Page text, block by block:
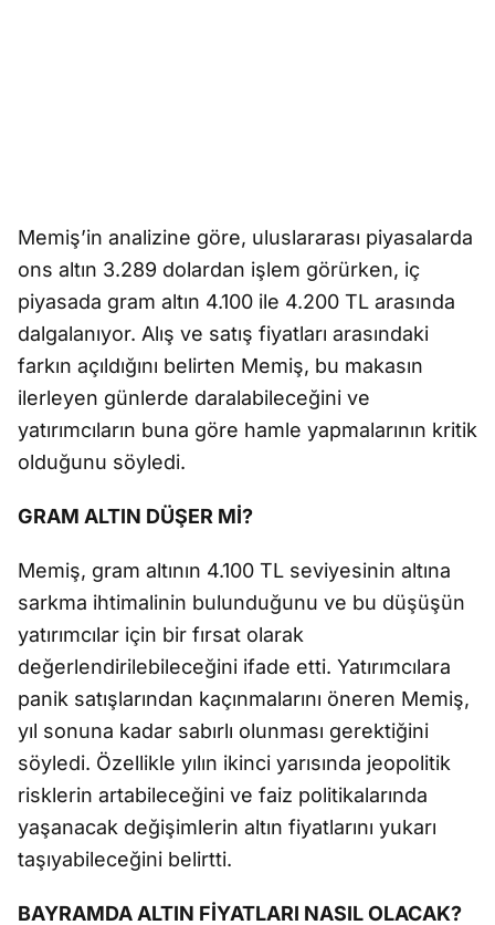
Memiş’in analizine göre, uluslararası piyasalarda
ons altın 3.289 dolardan işlem görürken, iç
piyasada gram altın 4.100 ile 4.200 TL arasında
dalgalanıyor. Alış ve satış fiyatları arasındaki
farkın açıldığını belirten Memiş, bu makasın
ilerleyen günlerde daralabileceğini ve
yatırımcıların buna göre hamle yapmalarının kritik
olduğunu söyledi.
GRAM ALTIN DÜŞER Mİ?
Memiş, gram altının 4.100 TL seviyesinin altına
sarkma ihtimalinin bulunduğunu ve bu düşüşün
yatırımcılar için bir fırsat olarak
değerlendirilebileceğini ifade etti. Yatırımcılara
panik satışlarından kaçınmalarını öneren Memiş,
yıl sonuna kadar sabırlı olunması gerektiğini
söyledi. Özellikle yılın ikinci yarısında jeopolitik
risklerin artabileceğini ve faiz politikalarında
yaşanacak değişimlerin altın fiyatlarını yukarı
taşıyabileceğini belirtti.
BAYRAMDA ALTIN FİYATLARI NASIL OLACAK?